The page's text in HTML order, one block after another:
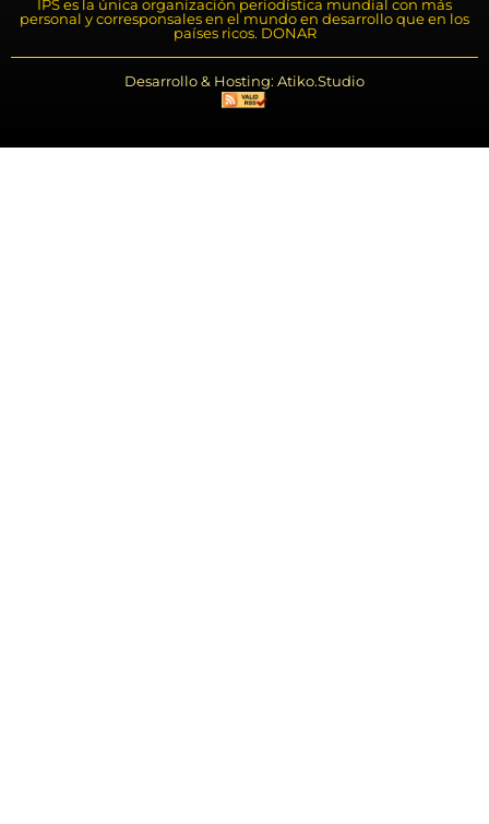
IPS es la única organización periodística mundial con más
personal y corresponsales en el mundo en desarrollo que en los
países ricos. DONAR
Desarrollo & Hosting: Atiko.Studio